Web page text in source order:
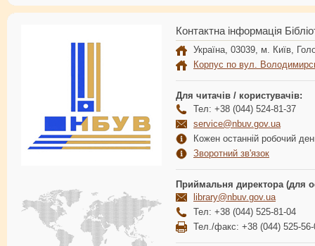
Контактна інформація
Україна, 03039, м. Київ,
Корпус по вул.
Для читачів / користувачів:
Тел: +38 (044) 524-81-37
service@nbuv.gov.ua
Кожен останній робочий
Зворотний зв'язок
Приймальня директора (для
library@nbuv.gov.ua
Тел: +38 (044) 525-81-04
Тел./факс: +38 (044) 525-56-